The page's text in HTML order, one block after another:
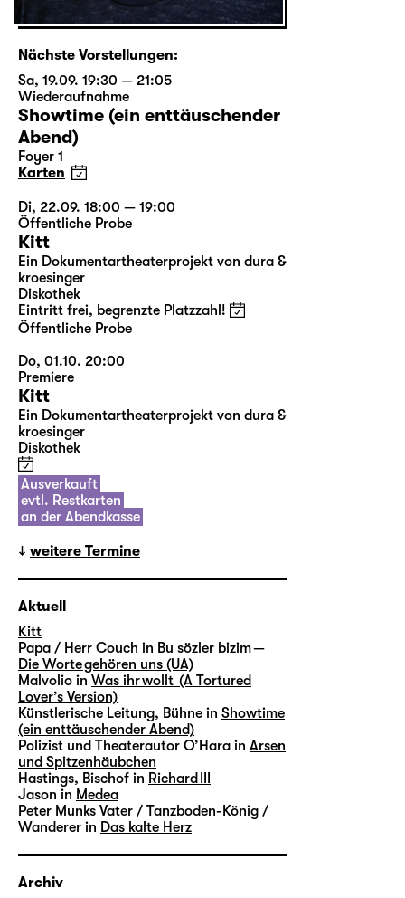
Nächste Vorstellungen:
Sa, 19.09. 19:30 — 21:05
Wiederaufnahme
Showtime (ein enttäuschender
Abend)
Foyer 1
Karten
Di, 22.09. 18:00 — 19:00
Öffentliche Probe
Kitt
Ein Dokumentartheaterprojekt von dura &
kroesinger
Diskothek
Eintritt frei, begrenzte Platzzahl!
Öffentliche Probe
Do, 01.10. 20:00
Premiere
Kitt
Ein Dokumentartheaterprojekt von dura &
kroesinger
Diskothek
Ausverkauft
evtl. Restkarten
an der Abendkasse
weitere Termine
Aktuell
Kitt
Papa / Herr Couch in Bu sözler bizim —
Die Worte gehören uns (UA)
Malvolio in Was ihr wollt (A Tortured
Lover’s Version)
Künstlerische Leitung, Bühne in Showtime
(ein enttäuschender Abend)
Polizist und Theaterautor O’Hara in Arsen
und Spitzenhäubchen
Hastings, Bischof in Richard III
Jason in Medea
Peter Munks Vater / Tanzboden-König /
Wanderer in Das kalte Herz
Archiv